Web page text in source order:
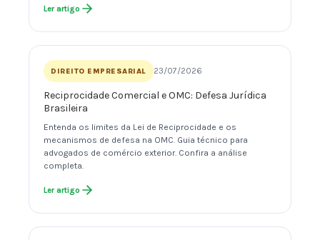
Ler artigo
DIREITO EMPRESARIAL 23/07/2026
Reciprocidade Comercial e OMC: Defesa Jurídica
Brasileira
Entenda os limites da Lei de Reciprocidade e os
mecanismos de defesa na OMC. Guia técnico para
advogados de comércio exterior. Confira a análise
completa.
Ler artigo